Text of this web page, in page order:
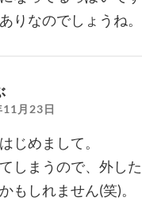
りなのでしょうね。
月23日
じめまして。
しまうので、外し
もしれません(笑)。